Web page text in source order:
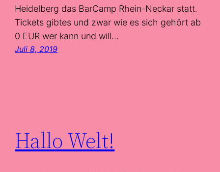
Heidelberg das BarCamp Rhein-Neckar statt.
Tickets gibtes und zwar wie es sich gehört ab
0 EUR wer kann und will…
Juli 8, 2019
Hallo Welt!